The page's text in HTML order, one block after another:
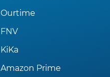
Ourtime
FNV
KiKa
Amazon Prime